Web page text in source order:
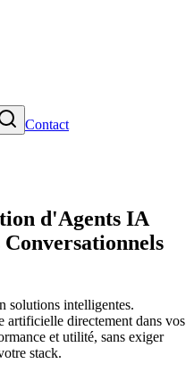
Contact
d'Agents IA
solutions intelligentes.
directement dans vos
et utilité, sans exiger
stack.